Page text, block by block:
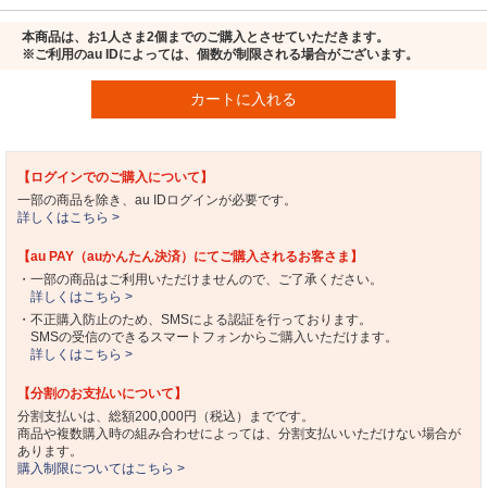
本商品は、お1人さま2個までのご購入とさせていただきます。
※ご利用のau IDによっては、個数が制限される場合がございます。
カートに入れる
【ログインでのご購入について】
一部の商品を除き、au IDログインが必要です。
詳しくはこちら >
【au PAY（auかんたん決済）にてご購入されるお客さま】
・一部の商品はご利用いただけませんので、ご了承ください。
詳しくはこちら >
・不正購入防止のため、SMSによる認証を行っております。
SMSの受信のできるスマートフォンからご購入いただけます。
詳しくはこちら >
【分割のお支払いについて】
分割支払いは、総額200,000円（税込）までです。
商品や複数購入時の組み合わせによっては、分割支払いいただけない場合が
あります。
購入制限についてはこちら >